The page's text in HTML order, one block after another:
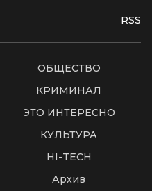
RSS
ОБЩЕСТВО
КРИМИНАЛ
ЭТО ИНТЕРЕСНО
КУЛЬТУРА
HI-TECH
Архив